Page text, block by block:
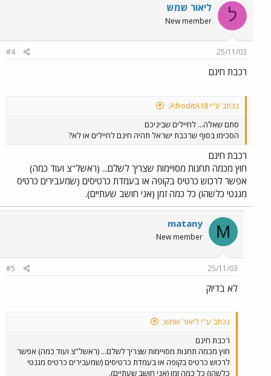
ל ליאור שמש
New member
25/11/03
#4
רכבת חינם
נכתב ע"י AfroditA18:
סתם שאלה... לחיילים שביניכם
הסכימו בסוף שרכבת ישראל תהיה חינם לחיילים או לא?
רכבת חינם
חוץ מכמה תחנות מסויימות שצריך לשלם... (ראשל"צ ועוד כמה)
אפשר לרכוש כרטיס בקופה או בעמדת כרטיסים (שמעבירים כרטיס
מגנטי כלשהו) כל כמה זמן (אני חושב שעתיים).
M
matany
New member
25/11/03
#5
לא בדיוק
נכתב ע"י ליאור שמש:
רכבת חינם
חוץ מכמה תחנות מסויימות שצריך לשלם... (ראשל"צ ועוד כמה) אפשר
לרכוש כרטיס בקופה או בעמדת כרטיסים (שמעבירים כרטיס מגנטי
כלשהו) כל כמה זמן (אני חושב שעתיים).